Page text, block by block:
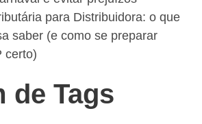
para Distribuidora: o que
saber (e como se preparar
certo)
de Tags